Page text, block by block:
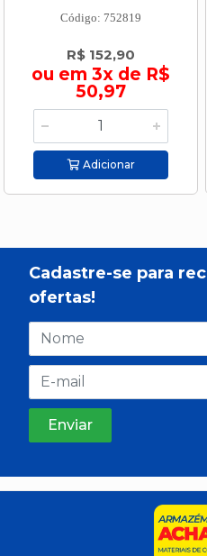
Código: 752819
R$ 152,90
ou em 3x de R$
50,97
Adicionar
Cadastre-se para
ofertas!